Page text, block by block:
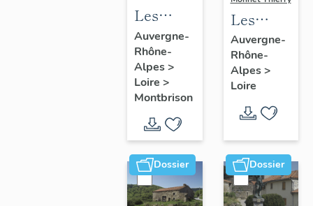
Les
immeubles
de la
commune
de
Montbrison
Auvergne-
Rhône-
Alpes>
Loire >
Montbrison
Les
cuvages
du
canton
et de la
commune
de Sail-
sous-
Couzan
Auvergne-
Rhône-
Alpes>
Loire
Dossier Dossier